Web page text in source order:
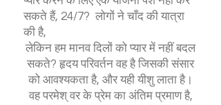
सकते हैं, 24/7? लोगों ने चाँद की यात्रा
की है,
लेकिन हम मानव दिलों को प्यार में नहीं बदल
सकते? हृदय परिवर्तन वह है जिसकी संसार
को आवश्यकता है, और यही यीशु लाता है।
वह परमेश् वर के प्रेम का अंतिम प्रमाण है,